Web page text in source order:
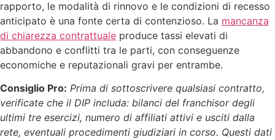
rapporto, le modalità di rinnovo e le condizioni di recesso
anticipato è una fonte certa di contenzioso. La mancanza
di chiarezza contrattuale produce tassi elevati di
abbandono e conflitti tra le parti, con conseguenze
economiche e reputazionali gravi per entrambe.
Consiglio Pro: Prima di sottoscrivere qualsiasi contratto,
verificate che il DIP includa: bilanci del franchisor degli
ultimi tre esercizi, numero di affiliati attivi e usciti dalla
rete, eventuali procedimenti giudiziari in corso. Questi dati